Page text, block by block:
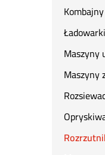
Maszyny
Maszyny